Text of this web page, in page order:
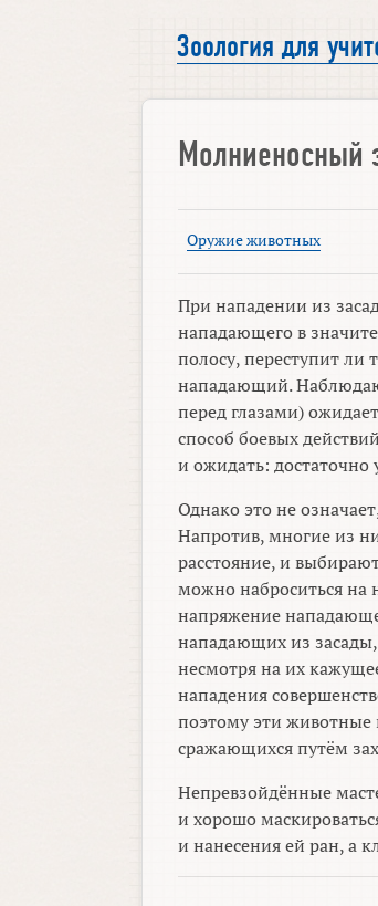
Зоология для
Молниеносный
Оружие животных
При нападении из
нападающего в
полосу, переступит
нападающий.
перед глазами)
способ боевых
и ожидать: достаточно
Однако это не
Напротив, многие из
расстояние, и
можно наброситься на
напряжение
нападающих из
несмотря на их
нападения
поэтому эти животные
сражающихся путём
Непревзойдённые
и хорошо
и нанесения ей ран, а